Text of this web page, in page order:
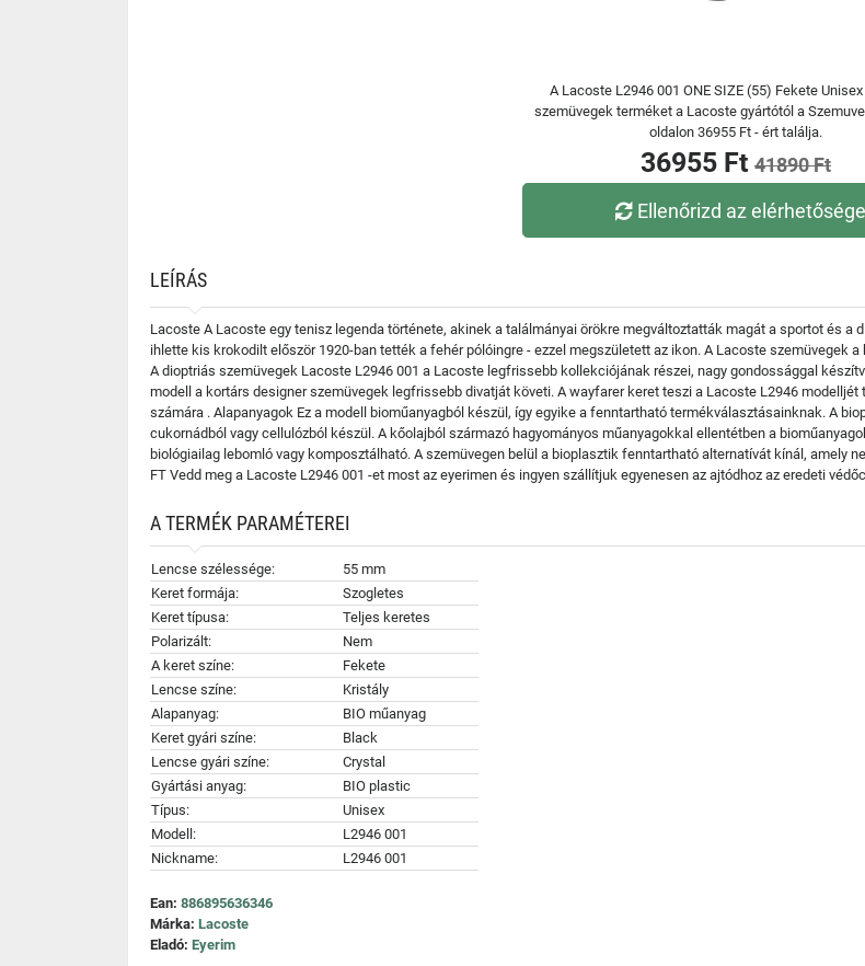
A Lacoste L2946 001 ONE SIZE (55) Fekete
szemüvegek terméket a Lacoste gyártótól a
oldalon 36955 Ft - ért találja.
36955 Ft 41890 Ft
Ellenőrizd az
LEÍRÁS
Lacoste A Lacoste egy tenisz legenda története, akinek a találmányai örökre megváltoztatták magát a sportot és a
ihlette kis krokodilt először 1920-ban tették a fehér pólóingre - ezzel megszületett az ikon. A Lacoste szemüvegek
A dioptriás szemüvegek Lacoste L2946 001 a Lacoste legfrissebb kollekciójának részei, nagy gondossággal
modell a kortárs designer szemüvegek legfrissebb divatját követi. A wayfarer keret teszi a Lacoste L2946
számára . Alapanyagok Ez a modell bioműanyagból készül, így egyike a fenntartható termékválasztásainknak. A
cukornádból vagy cellulózból készül. A kőolajból származó hagyományos műanyagokkal ellentétben a
biológiailag lebomló vagy komposztálható. A szemüvegen belül a bioplasztik fenntartható alternatívát kínál, amely
FT Vedd meg a Lacoste L2946 001 -et most az eyerimen és ingyen szállítjuk egyenesen az ajtódhoz az eredeti
A TERMÉK PARAMÉTEREI
Lencse szélessége:
55 mm
Keret formája:
Szogletes
Keret típusa:
Teljes keretes
Polarizált:
Nem
A keret színe:
Fekete
Lencse színe:
Kristály
Alapanyag:
BIO műanyag
Keret gyári színe:
Black
Lencse gyári színe:
Crystal
Gyártási anyag:
BIO plastic
Típus:
Unisex
Modell:
L2946 001
Nickname:
L2946 001
Ean: 886895636346
Márka: Lacoste
Eladó: Eyerim